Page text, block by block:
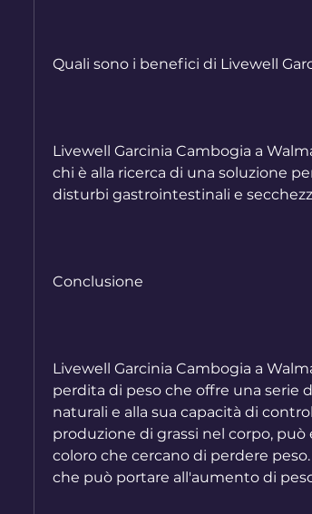
Quali sono i benefici di Livewell
Livewell Garcinia Cambogia a
chi è alla ricerca di una soluzione
disturbi gastrointestinali e
Conclusione
Livewell Garcinia Cambogia a
perdita di peso che offre una serie
naturali e alla sua capacità di
produzione di grassi nel corpo,
coloro che cercano di perdere
che può portare all'aumento di